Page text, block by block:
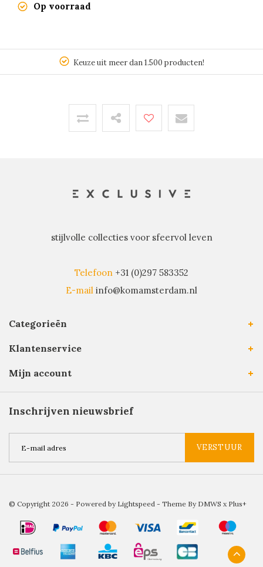
Op voorraad
Keuze uit meer dan 1.500 producten!
stijlvolle collecties voor sfeervol leven
Telefoon +31 (0)297 583352
E-mail info@komamsterdam.nl
Categorieën
Klantenservice
Mijn account
Inschrijven nieuwsbrief
VERSTUUR
© Copyright 2026 - Powered by Lightspeed - Theme By DMWS x Plus+